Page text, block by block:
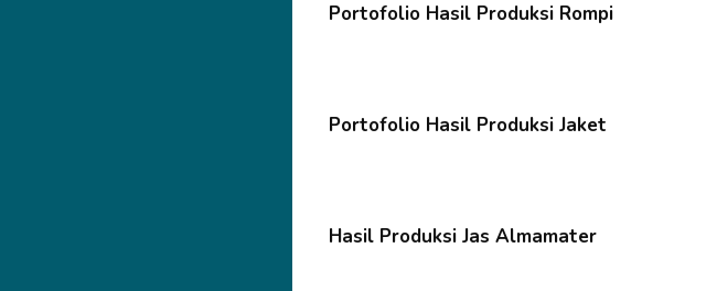
Portofolio Hasil Produksi Rompi
Portofolio Hasil Produksi Jaket
Hasil Produksi Jas Almamater